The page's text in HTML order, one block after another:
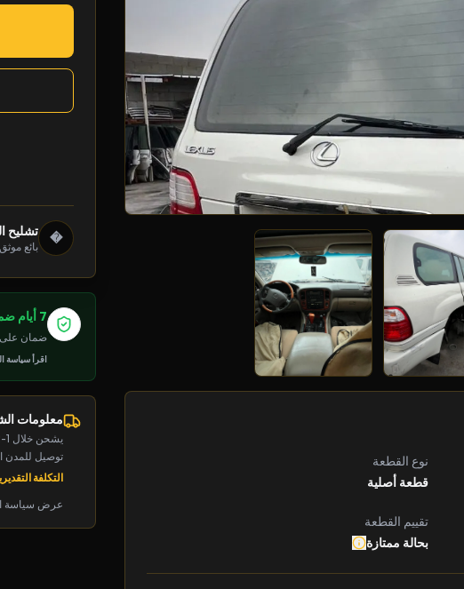
نوع القطعة
قطعة أصلية
تقييم القطعة
بحالة ممتازة
� تشليح
بائع موثق
7 أيام ضمان
ضمان على
اقرأ سياسة
معلومات
يشحن خلال 1-2 يوم
توصيل للمدن
التكلفة التقديرية:
عرض سياسة